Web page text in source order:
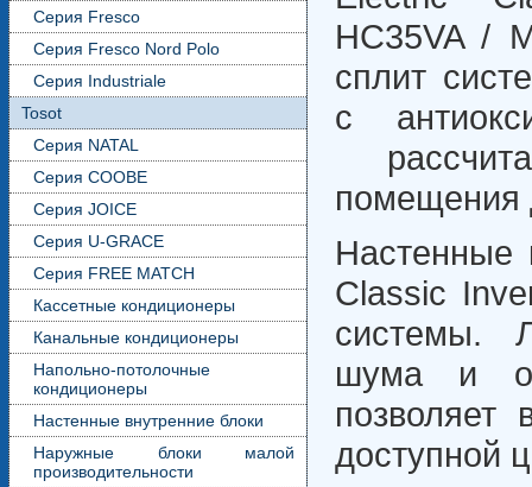
Серия Fresco
Серия Fresco Nord Polo
Серия Industriale
Tosot
Серия NATAL
Серия COOBE
Серия JOICE
Серия U-GRACE
Серия FREE MATCH
Кассетные кондиционеры
Канальные кондиционеры
Напольно-потолочные
кондиционеры
Настенные внутренние блоки
Наружные блоки малой
производительности
HC35VA /
сплит
с
помещения
Настенные
Classic
системы.
шума и
позволяет
доступной